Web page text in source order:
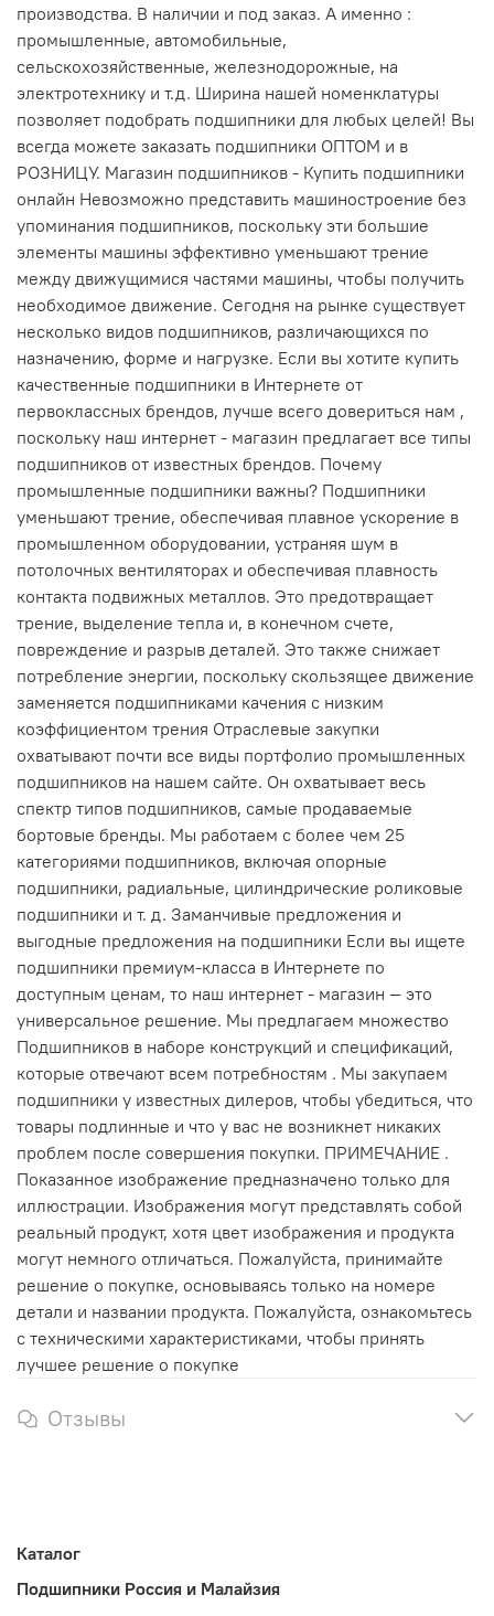
производства. В наличии и под заказ. А именно :
промышленные, автомобильные,
сельскохозяйственные, железнодорожные, на
электротехнику и т.д. Ширина нашей номенклатуры
позволяет подобрать подшипники для любых целей! Вы
всегда можете заказать подшипники ОПТОМ и в
РОЗНИЦУ. Магазин подшипников - Купить подшипники
онлайн Невозможно представить машиностроение без
упоминания подшипников, поскольку эти большие
элементы машины эффективно уменьшают трение
между движущимися частями машины, чтобы получить
необходимое движение. Сегодня на рынке существует
несколько видов подшипников, различающихся по
назначению, форме и нагрузке. Если вы хотите купить
качественные подшипники в Интернете от
первоклассных брендов, лучше всего довериться нам ,
поскольку наш интернет - магазин предлагает все типы
подшипников от известных брендов. Почему
промышленные подшипники важны? Подшипники
уменьшают трение, обеспечивая плавное ускорение в
промышленном оборудовании, устраняя шум в
потолочных вентиляторах и обеспечивая плавность
контакта подвижных металлов. Это предотвращает
трение, выделение тепла и, в конечном счете,
повреждение и разрыв деталей. Это также снижает
потребление энергии, поскольку скользящее движение
заменяется подшипниками качения с низким
коэффициентом трения Отраслевые закупки
охватывают почти все виды портфолио промышленных
подшипников на нашем сайте. Он охватывает весь
спектр типов подшипников, самые продаваемые
бортовые бренды. Мы работаем с более чем 25
категориями подшипников, включая опорные
подшипники, радиальные, цилиндрические роликовые
подшипники и т. д. Заманчивые предложения и
выгодные предложения на подшипники Если вы ищете
подшипники премиум-класса в Интернете по
доступным ценам, то наш интернет - магазин — это
универсальное решение. Мы предлагаем множество
Подшипников в наборе конструкций и спецификаций,
которые отвечают всем потребностям . Мы закупаем
подшипники у известных дилеров, чтобы убедиться, что
товары подлинные и что у вас не возникнет никаких
проблем после совершения покупки. ПРИМЕЧАНИЕ .
Показанное изображение предназначено только для
иллюстрации. Изображения могут представлять собой
реальный продукт, хотя цвет изображения и продукта
могут немного отличаться. Пожалуйста, принимайте
решение о покупке, основываясь только на номере
детали и названии продукта. Пожалуйста, ознакомьтесь
с техническими характеристиками, чтобы принять
лучшее решение о покупке
Отзывы
Каталог
Подшипники Россия и Малайзия